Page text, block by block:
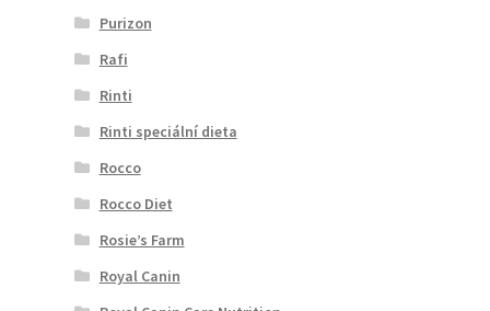
Purizon
Rafi
Rinti
Rinti speciální dieta
Rocco
Rocco Diet
Rosie’s Farm
Royal Canin